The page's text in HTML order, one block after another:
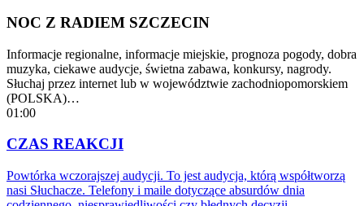
NOC Z RADIEM SZCZECIN
Informacje regionalne, informacje miejskie, prognoza pogody, dobra
muzyka, ciekawe audycje, świetna zabawa, konkursy, nagrody.
Słuchaj przez internet lub w województwie zachodniopomorskiem
(POLSKA)…
01:00
CZAS REAKCJI
Powtórka wczorajszej audycji. To jest audycja, którą współtworzą
nasi Słuchacze. Telefony i maile dotyczące absurdów dnia